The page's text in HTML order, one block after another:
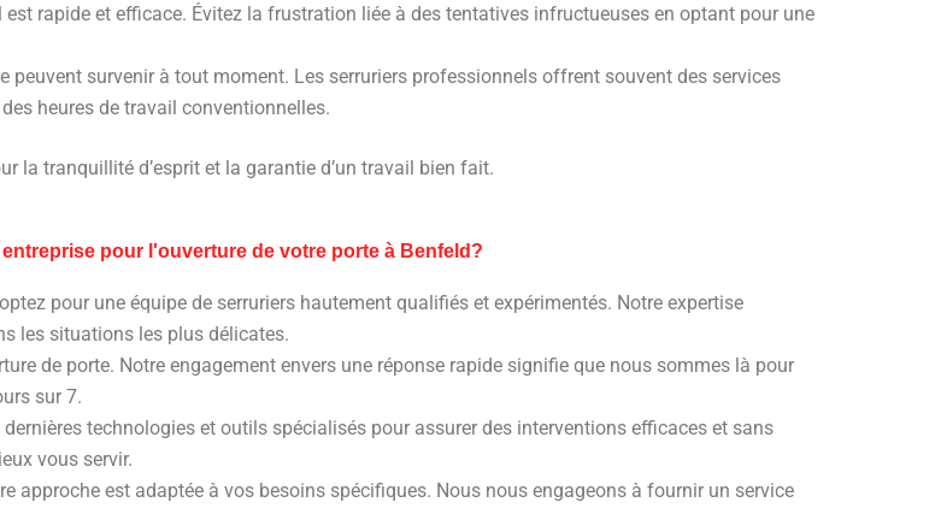
est rapide et efficace. Évitez la frustration liée à des tentatives infructueuses en optant pour une
peuvent survenir à tout moment. Les serruriers professionnels offrent souvent des services
heures de travail conventionnelles.
la tranquillité d’esprit et la garantie d’un travail bien fait.
pour l'ouverture de votre porte à Benfeld?
pour une équipe de serruriers hautement qualifiés et expérimentés. Notre expertise
les situations les plus délicates.
de porte. Notre engagement envers une réponse rapide signifie que nous sommes là pour
sur 7.
technologies et outils spécialisés pour assurer des interventions efficaces et sans
vous servir.
approche est adaptée à vos besoins spécifiques. Nous nous engageons à fournir un service